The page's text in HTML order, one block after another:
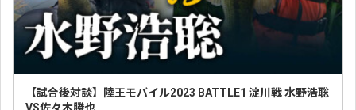
【試合後対談】陸王モバイル2023 BATTLE1 淀川戦 水野浩聡